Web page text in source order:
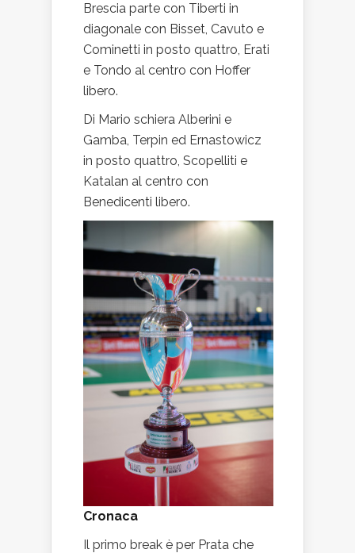
Brescia parte con Tiberti in
diagonale con Bisset, Cavuto e
Cominetti in posto quattro, Erati
e Tondo al centro con Hoffer
libero.
Di Mario schiera Alberini e
Gamba, Terpin ed Ernastowicz
in posto quattro, Scopelliti e
Katalan al centro con
Benedicenti libero.
Cronaca
Il primo break è per Prata che